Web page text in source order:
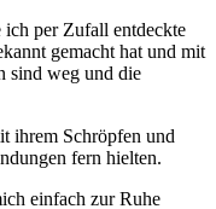
per Zufall entdeckte
gemacht hat und mit
sind weg und die
ihrem Schröpfen und
fern hielten.
einfach zur Ruhe